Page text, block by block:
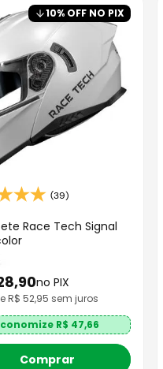
10% OFF NO PIX
(39)
Race Tech Signal
,90no PIX
R$ 52,95 sem juros
R$ 47,66
Comprar